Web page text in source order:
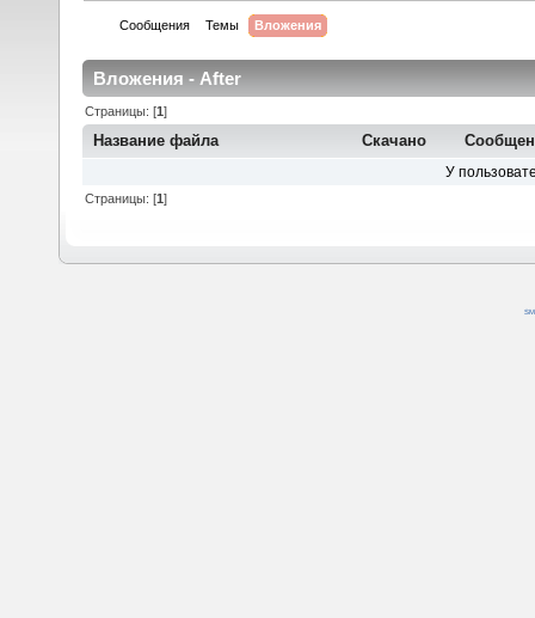
Сообщения Темы Вложения
Вложения - After
Страницы: [1]
Название файла Скачано
У
Страницы: [1]